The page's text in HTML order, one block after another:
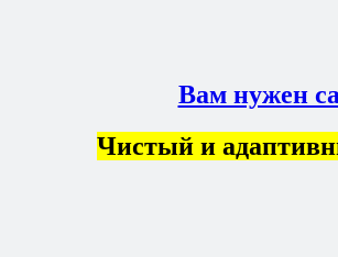
Вам нужен
Чистый и